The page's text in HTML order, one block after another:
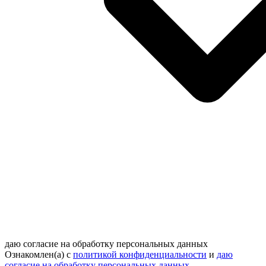
даю согласие на обработку персональных данных
Ознакомлен(а) с политикой конфиденциальности и даю